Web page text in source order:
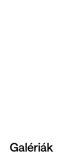
Galériák